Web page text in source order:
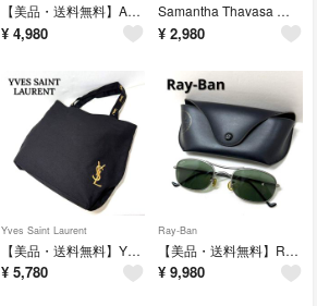
【美品・送料無料】ANNA SUI アナスイ 三つ折り財布 レザー がま口小銭入れ 蝶チャーム付き ボルドー
¥ 4,980
Samantha Thavasa サマンサタバサ プチチョイス 長財布 ピンク 星モチーフ レザー レディース
¥ 2,980
Yves Saint Laurent
【美品・送料無料】YVES SAINT LAURENT イヴサンローラン トートバッグ ブラック YSLロゴ刺繍 キャンバス
¥ 5,780
Ray-Ban
【美品・送料無料】Ray-Ban レイバン サングラス メタルフレーム シルバー 純正ケース付き イタリア製
¥ 9,980